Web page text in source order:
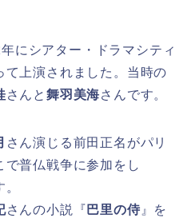
にシアター・ドラマシティ
て上演されました。当時の
さんと舞羽美海さんです。
さん演じる前田正名がパリ
で普仏戦争に参加をし
さんの小説『 巴里の侍』を